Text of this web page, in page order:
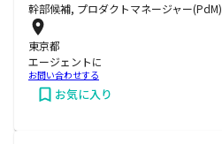
幹部候補, プロダクトマネージャー(PdM)
東京都
エージェントに
お問い合わせする
お気に入り